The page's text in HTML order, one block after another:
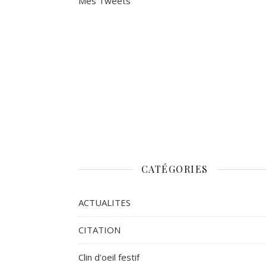
CATÉGORIES
ACTUALITES
CITATION
Clin d'oeil festif